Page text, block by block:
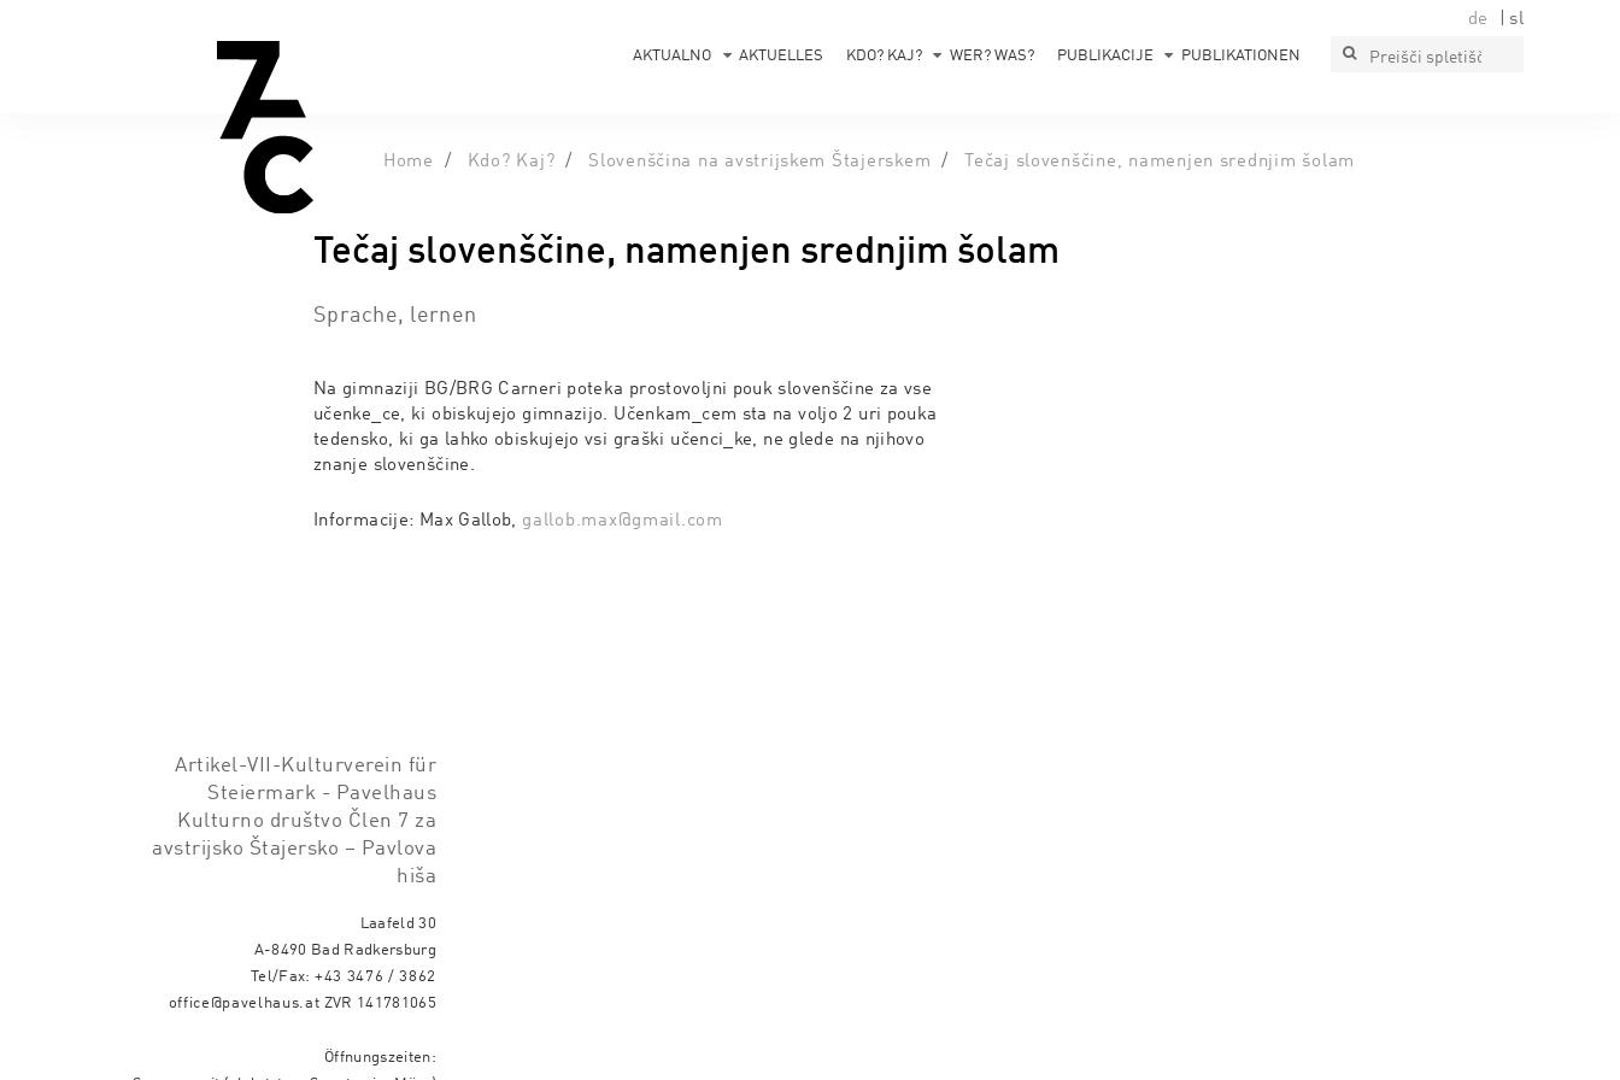
de sl
AKTUALNO AKTUELLES KDO? KAJ? WER? WAS? PUBLIKACIJE PUBLIKATIONEN
Home Kdo? Kaj? Slovenščina na avstrijskem Štajerskem Tečaj slovenščine, namenjen srednjim šolam
Tečaj slovenščine, namenjen srednjim šolam
Sprache, lernen
Na gimnaziji BG/BRG Carneri poteka prostovoljni pouk slovenščine za vse
učenke_ce, ki obiskujejo gimnazijo. Učenkam_cem sta na voljo 2 uri pouka
tedensko, ki ga lahko obiskujejo vsi graški učenci_ke, ne glede na njihovo
znanje slovenščine.
Informacije: Max Gallob, gallob.max@gmail.com
Artikel-VII-Kulturverein für
Steiermark - Pavelhaus
Kulturno društvo Člen 7 za
avstrijsko Štajersko – Pavlova
hiša
Laafeld 30
A-8490 Bad Radkersburg
Tel/Fax:+43 3476 / 3862
office@pavelhaus.at ZVR 141781065
Öffnungszeiten: